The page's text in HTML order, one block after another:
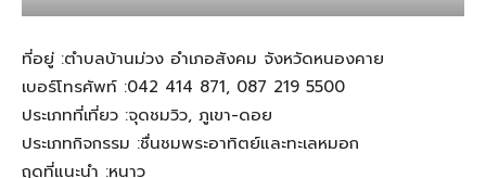
ที่อยู่ :ตำบลบ้านม่วง อำเภอสังคม จังหวัดหนองคาย
เบอร์โทรศัพท์ :042 414 871, 087 219 5500
ประเภทที่เที่ยว :จุดชมวิว, ภูเขา-ดอย
ประเภทกิจกรรม :ชื่นชมพระอาทิตย์และทะเลหมอก
ฤดูที่แนะนำ :หนาว